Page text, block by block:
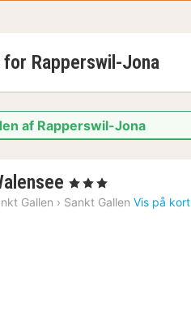
for Rapperswil-Jona
af Rapperswil-Jona
1
nat
, 3 Stjerner
Gallen › Sankt Gallen Vis på kort